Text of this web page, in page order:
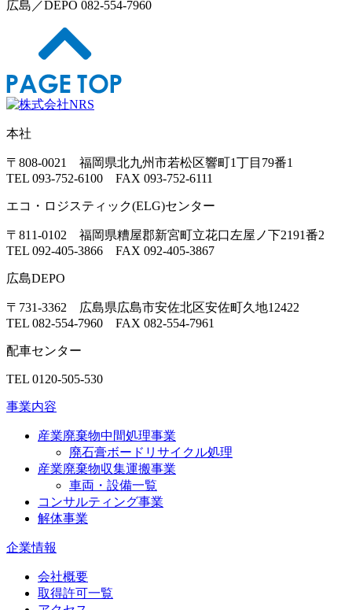
広島／DEPO 082-554-7960
本社
〒808-0021 福岡県北九州市若松区響町1丁目79番1
TEL 093-752-6100 FAX 093-752-6111
エコ・ロジスティック(ELG)センター
〒811-0102 福岡県糟屋郡新宮町立花口左屋ノ下2191番2
TEL 092-405-3866 FAX 092-405-3867
広島DEPO
〒731-3362 広島県広島市安佐北区安佐町久地12422
TEL 082-554-7960 FAX 082-554-7961
配車センター
TEL 0120-505-530
事業内容
産業廃棄物中間処理事業
廃石膏ボードリサイクル処理
産業廃棄物収集運搬事業
車両・設備一覧
コンサルティング事業
解体事業
企業情報
会社概要
取得許可一覧